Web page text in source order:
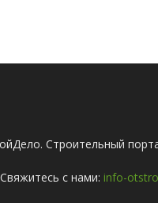
Строительный
Свяжитесь с нами: info-